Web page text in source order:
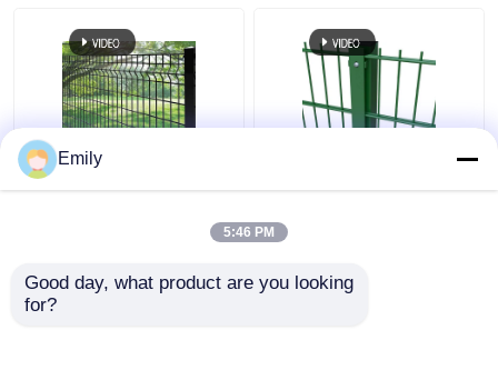
বর্গাকার পোস্ট সহ
ভালো দাম
৬/৫/৬মিমি তার
ভালো দাম
Emily
5:46 PM
Good day, what product are you looking
for?